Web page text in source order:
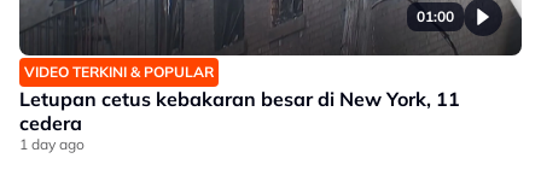
01:00
VIDEO TERKINI & POPULAR
Letupan cetus kebakaran besar di New York, 11
cedera
1 day ago